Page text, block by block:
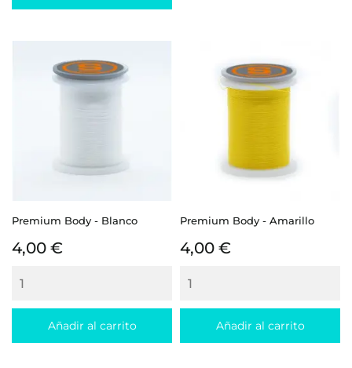
Premium Body - Blanco
Precio
4,00 €
Añadir al carrito
Premium Body - Amarillo
Precio
4,00 €
Añadir al carrito